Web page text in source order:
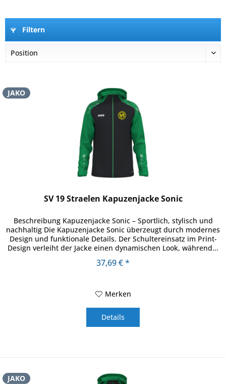
Filtern
JAKO
SV 19 Straelen Kapuzenjacke Sonic
Beschreibung Kapuzenjacke Sonic – Sportlich, stylisch und
nachhaltig Die Kapuzenjacke Sonic überzeugt durch modernes
Design und funktionale Details. Der Schultereinsatz im Print-
Design verleiht der Jacke einen dynamischen Look, während...
37,69 € *
Merken
Details
JAKO